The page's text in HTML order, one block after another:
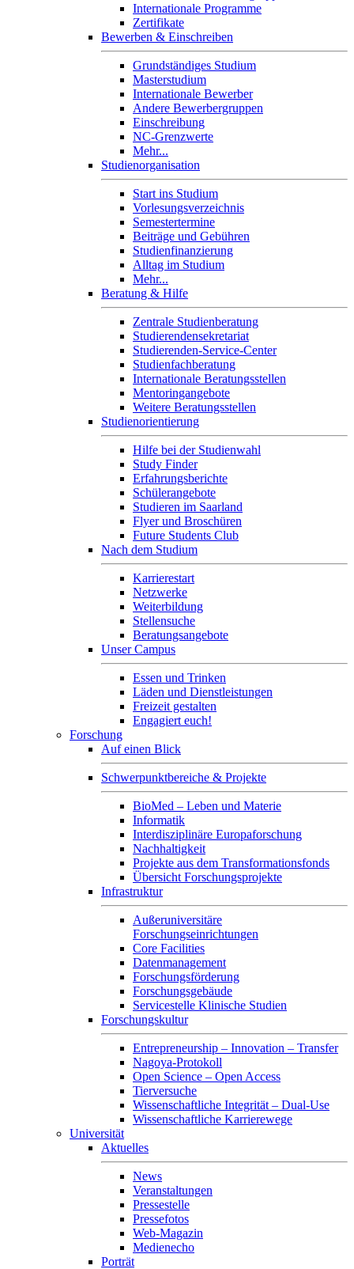
Internationale Programme
Zertifikate
Bewerben & Einschreiben
Grundständiges Studium
Masterstudium
Internationale Bewerber
Andere Bewerbergruppen
Einschreibung
NC-Grenzwerte
Mehr...
Studienorganisation
Start ins Studium
Vorlesungsverzeichnis
Semestertermine
Beiträge und Gebühren
Studienfinanzierung
Alltag im Studium
Mehr...
Beratung & Hilfe
Zentrale Studienberatung
Studierendensekretariat
Studierenden-Service-Center
Studienfachberatung
Internationale Beratungsstellen
Mentoringangebote
Weitere Beratungsstellen
Studienorientierung
Hilfe bei der Studienwahl
Study Finder
Erfahrungsberichte
Schülerangebote
Studieren im Saarland
Flyer und Broschüren
Future Students Club
Nach dem Studium
Karrierestart
Netzwerke
Weiterbildung
Stellensuche
Beratungsangebote
Unser Campus
Essen und Trinken
Läden und Dienstleistungen
Freizeit gestalten
Engagiert euch!
Forschung
Auf einen Blick
Schwerpunktbereiche & Projekte
BioMed – Leben und Materie
Informatik
Interdisziplinäre Europaforschung
Nachhaltigkeit
Projekte aus dem Transformationsfonds
Übersicht Forschungsprojekte
Infrastruktur
Außeruniversitäre
Forschungseinrichtungen
Core Facilities
Datenmanagement
Forschungsförderung
Forschungsgebäude
Servicestelle Klinische Studien
Forschungskultur
Entrepreneurship – Innovation – Transfer
Nagoya-Protokoll
Open Science – Open Access
Tierversuche
Wissenschaftliche Integrität – Dual-Use
Wissenschaftliche Karrierewege
Universität
Aktuelles
News
Veranstaltungen
Pressestelle
Pressefotos
Web-Magazin
Medienecho
Porträt